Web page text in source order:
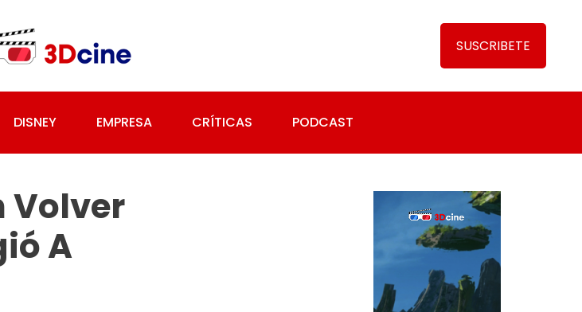
SUSCRIBETE
DISNEY EMPRESA CRÍTICAS PODCAST
Volver
A